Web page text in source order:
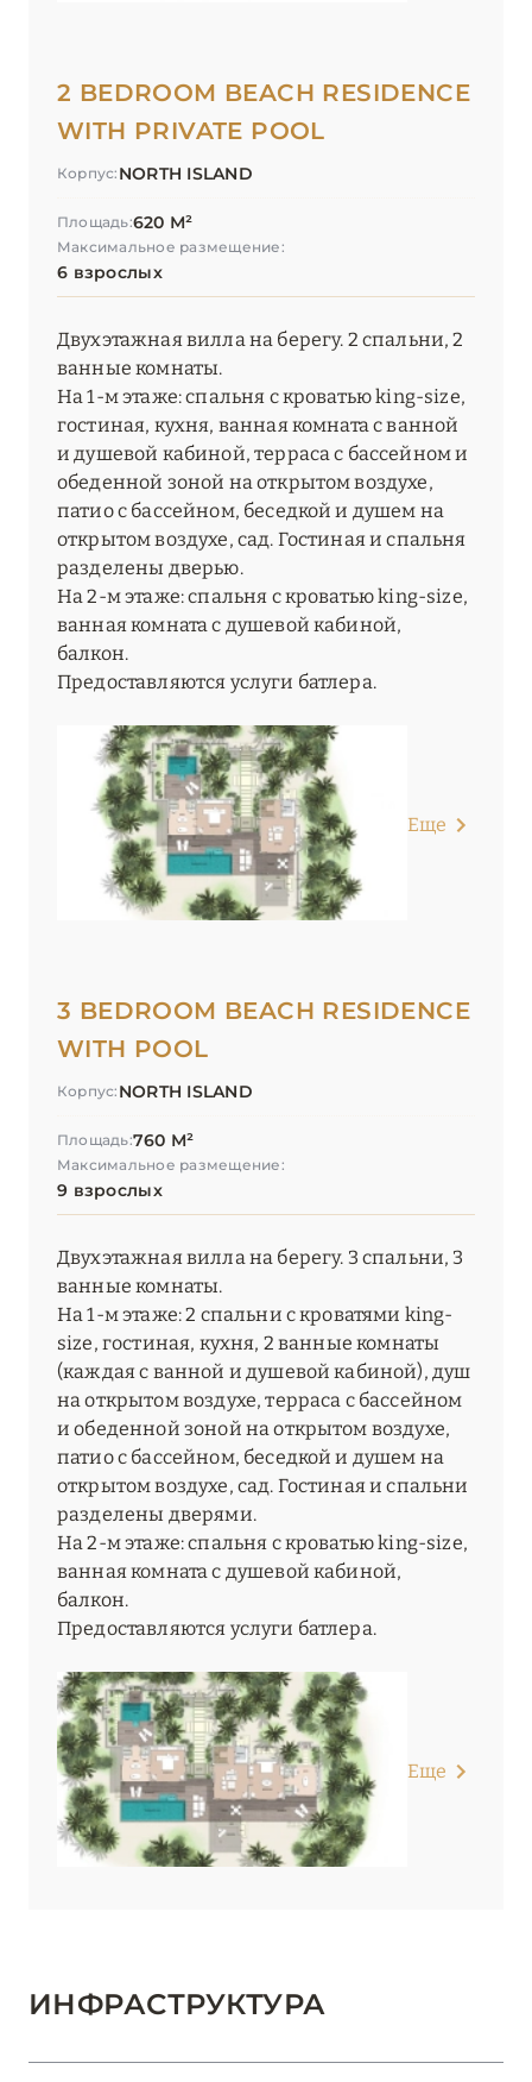
2 BEDROOM BEACH RESIDENCE
WITH PRIVATE POOL
Корпус: NORTH ISLAND
Площадь:620 М²
Максимальное размещение:
6 взрослых
Двухэтажная вилла на берегу. 2 спальни, 2
ванные комнаты.
На 1-м этаже: спальня с кроватью king-size,
гостиная, кухня, ванная комната с ванной
и душевой кабиной, терраса с бассейном и
обеденной зоной на открытом воздухе,
патио с бассейном, беседкой и душем на
открытом воздухе, сад. Гостиная и спальня
разделены дверью.
На 2-м этаже: спальня с кроватью king-size,
ванная комната с душевой кабиной,
балкон.
Предоставляются услуги батлера.
Еще
3 BEDROOM BEACH RESIDENCE
WITH POOL
Корпус: NORTH ISLAND
Площадь:760 М²
Максимальное размещение:
9 взрослых
Двухэтажная вилла на берегу. 3 спальни, 3
ванные комнаты.
На 1-м этаже: 2 спальни с кроватями king-
size, гостиная, кухня, 2 ванные комнаты
(каждая с ванной и душевой кабиной), душ
на открытом воздухе, терраса с бассейном
и обеденной зоной на открытом воздухе,
патио с бассейном, беседкой и душем на
открытом воздухе, сад. Гостиная и спальни
разделены дверями.
На 2-м этаже: спальня с кроватью king-size,
ванная комната с душевой кабиной,
балкон.
Предоставляются услуги батлера.
Еще
ИНФРАСТРУКТУРА